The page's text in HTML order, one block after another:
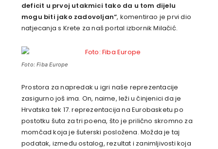
deficit u prvoj utakmici tako da u tom dijelu
mogu biti jako zadovoljan“, komentirao je prvi dio
natjecanja s Krete za naš portal izbornik Milačić.
Foto: Fiba Europe
Prostora za napredak u igri naše reprezentacije
zasigurno još ima. On, naime, leži u činjenici da je
Hrvatska tek 17. reprezentacija na Eurobasketu po
postotku šuta za tri poena, što je prilično skromno za
momčad koja je šuterski posložena. Možda je taj
podatak, između ostalog, rezultat i zanimljivosti koja